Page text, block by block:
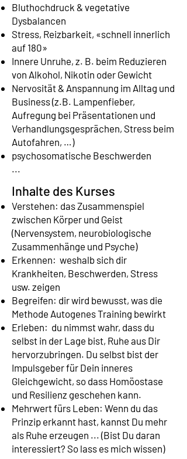
Bluthochdruck & vegetative
Dysbalancen
Stress, Reizbarkeit, «schnell innerlich
auf 180»
Innere Unruhe, z. B. beim Reduzieren
von Alkohol, Nikotin oder Gewicht
Nervosität & Anspannung im Alltag und
Business (z.B. Lampenfieber,
Aufregung bei Präsentationen und
Verhandlungsgesprächen, Stress beim
Autofahren, …)
psychosomatische Beschwerden
...
Inhalte des Kurses
Verstehen: das Zusammenspiel
zwischen Körper und Geist
(Nervensystem, neurobiologische
Zusammenhänge und Psyche)
Erkennen: weshalb sich dir
Krankheiten, Beschwerden, Stress
usw. zeigen
Begreifen: dir wird bewusst, was die
Methode Autogenes Training bewirkt
Erleben: du nimmst wahr, dass du
selbst in der Lage bist, Ruhe aus Dir
hervorzubringen. Du selbst bist der
Impulsgeber für Dein inneres
Gleichgewicht, so dass Homöostase
und Resilienz geschehen kann.
Mehrwert fürs Leben: Wenn du das
Prinzip erkannt hast, kannst Du mehr
als Ruhe erzeugen ... (Bist Du daran
interessiert? So lass es mich wissen)